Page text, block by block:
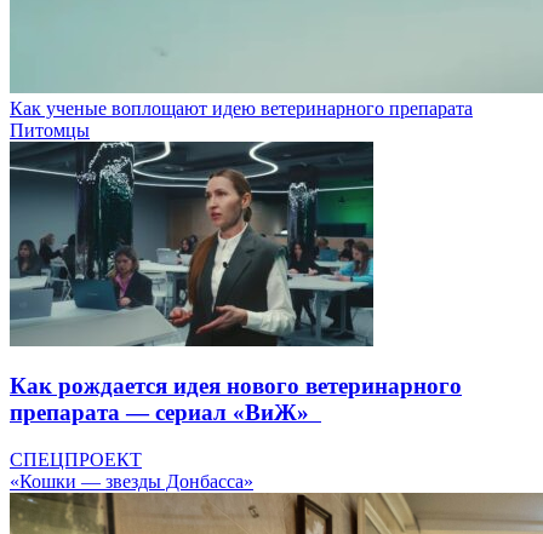
Как ученые воплощают идею ветеринарного препарата
Питомцы
Как рождается идея нового ветеринарного
препарата — сериал «ВиЖ»
СПЕЦПРОЕКТ
«Кошки — звезды Донбасса»